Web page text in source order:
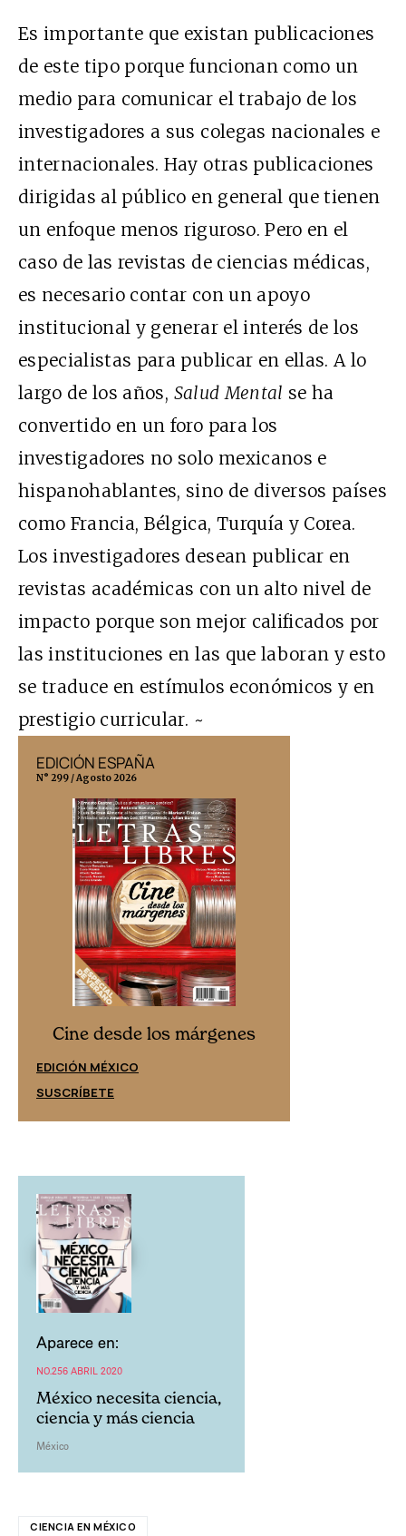
Es importante que existan publicaciones
de este tipo porque funcionan como un
medio para comunicar el trabajo de los
investigadores a sus colegas nacionales e
internacionales. Hay otras publicaciones
dirigidas al público en general que tienen
un enfoque menos riguroso. Pero en el
caso de las revistas de ciencias médicas,
es necesario contar con un apoyo
institucional y generar el interés de los
especialistas para publicar en ellas. A lo
largo de los años, Salud Mental se ha
convertido en un foro para los
investigadores no solo mexicanos e
hispanohablantes, sino de diversos países
como Francia, Bélgica, Turquía y Corea.
Los investigadores desean publicar en
revistas académicas con un alto nivel de
impacto porque son mejor calificados por
las instituciones en las que laboran y esto
se traduce en estímulos económicos y en
prestigio curricular. ~
EDICIÓN ESPAÑA
N° 299 / Agosto 2026
Cine desde los márgenes
EDICIÓN MÉXICO
SUSCRÍBETE
Aparece en:
NO.256 ABRIL 2020
México necesita ciencia,
ciencia y más ciencia
México
CIENCIA EN MÉXICO